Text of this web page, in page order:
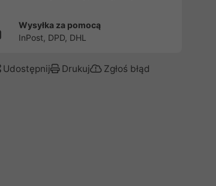
Wysyłka za pomocą
InPost, DPD, DHL
Udostępnij Drukuj Zgłoś błąd